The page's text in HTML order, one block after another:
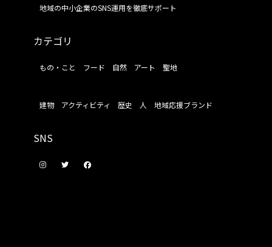
地域の中小企業のSNS運用を徹底サポート
カテゴリ
もの・こと フード 自然 アート 聖地
建物 アクティビティ 歴史 人 地域応援ブランド
SNS